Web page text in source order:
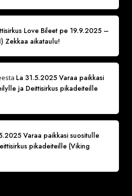
Love Bileet pe 19.9.2025 –
Zekkaa aikataulu!
La 31.5.2025 Varaa paikkasi
ja Deittisirkus pikadeiteille
Varaa paikkasi suositulle
pikadeiteille (Viking